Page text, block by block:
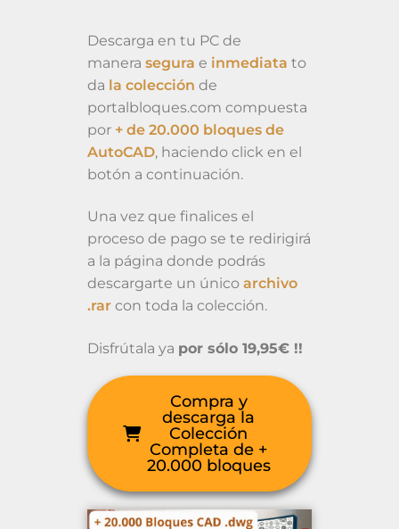
Descarga en tu PC de
manera segura e inmediata to
da la colección de
portalbloques.com compuesta
por + de 20.000 bloques de
AutoCAD, haciendo click en el
botón a continuación.
Una vez que finalices el
proceso de pago se te redirigirá
a la página donde podrás
descargarte un único archivo
.rar con toda la colección.
Disfrútala ya por sólo 19,95€ !!
Compra y
descarga la
Colección
Completa de +
20.000 bloques